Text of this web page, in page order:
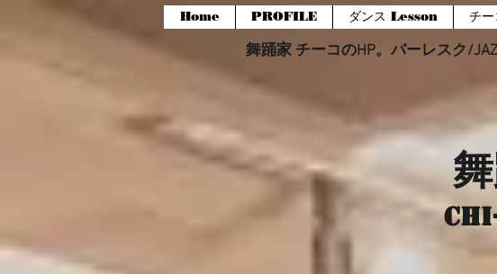
Home PROFILE ダンス Lesson チー
舞踊家 チーコのHP。バーレスク/